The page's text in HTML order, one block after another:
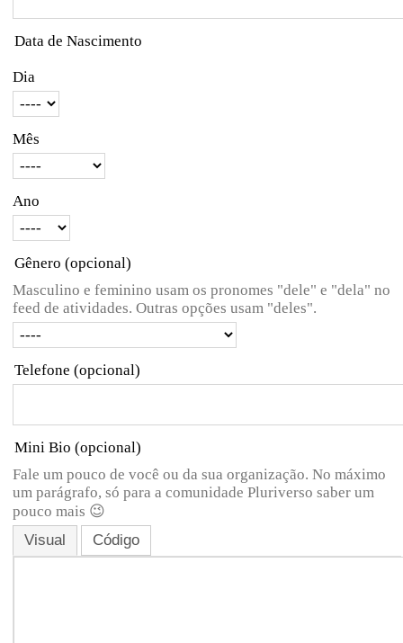
Data de Nascimento
Dia
Mês
Ano
Gênero(opcional)
Masculino e feminino usam os pronomes "dele" e "dela" no
feed de atividades. Outras opções usam "deles".
Telefone(opcional)
Mini Bio(opcional)
Fale um pouco de você ou da sua organização. No máximo
um parágrafo, só para a comunidade Pluriverso saber um
pouco mais 😉
Visual
Código